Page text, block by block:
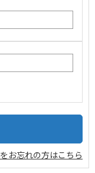
お忘れの方はこちら